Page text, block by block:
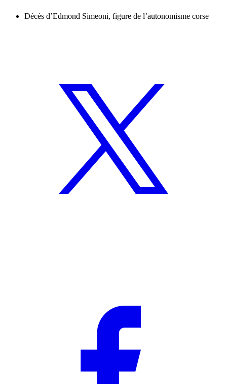
Décès d’Edmond Simeoni, figure de l’autonomisme corse